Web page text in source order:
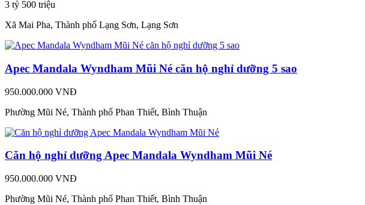
3 tỷ 500 triệu
Xã Mai Pha, Thành phố Lạng Sơn, Lạng Sơn
Apec Mandala Wyndham Mũi Né căn hộ nghỉ dưỡng 5 sao
950.000.000 VNĐ
Phường Mũi Né, Thành phố Phan Thiết, Bình Thuận
Căn hộ nghỉ dưỡng Apec Mandala Wyndham Mũi Né
950.000.000 VNĐ
Phường Mũi Né, Thành phố Phan Thiết, Bình Thuận